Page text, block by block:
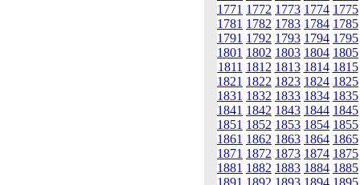
1771 1772 1773 1774 1775
1781 1782 1783 1784 1785
1791 1792 1793 1794 1795
1801 1802 1803 1804 1805
1811 1812 1813 1814 1815
1821 1822 1823 1824 1825
1831 1832 1833 1834 1835
1841 1842 1843 1844 1845
1851 1852 1853 1854 1855
1861 1862 1863 1864 1865
1871 1872 1873 1874 1875
1881 1882 1883 1884 1885
1891 1892 1893 1894 1895